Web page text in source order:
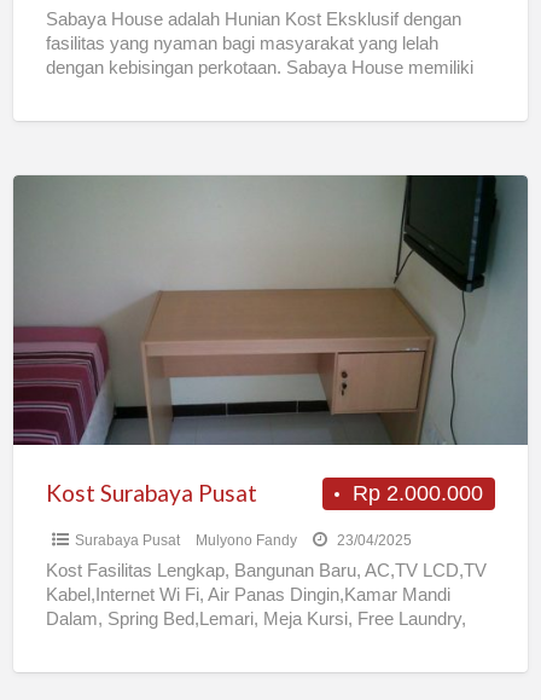
Sabaya House adalah Hunian Kost Eksklusif dengan
fasilitas yang nyaman bagi masyarakat yang lelah
dengan kebisingan perkotaan. Sabaya House memiliki
Rp 2.000.000
Kost Surabaya Pusat
Surabaya Pusat Mulyono Fandy 23/04/2025
Kost Fasilitas Lengkap, Bangunan Baru, AC,TV LCD,TV
Kabel,Internet Wi Fi, Air Panas Dingin,Kamar Mandi
Dalam, Spring Bed,Lemari, Meja Kursi, Free Laundry,